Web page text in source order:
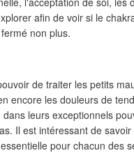
afin de voir si le
non plus.
de traiter les petits
encore les douleurs de
leurs exceptionnels
Il est intéressant de
pour chacun des